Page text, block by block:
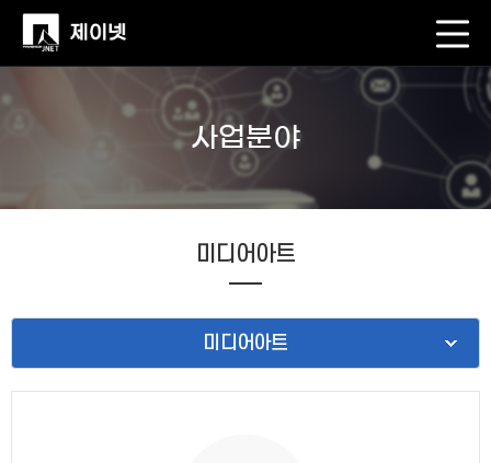
사업분야
미디어아트
미디어아트